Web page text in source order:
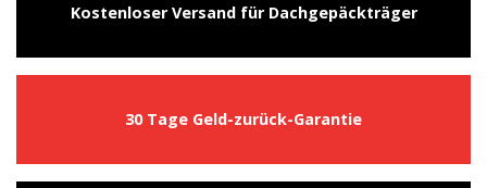
Kostenloser Versand für Dachgepäckträger
30 Tage Geld-zurück-Garantie